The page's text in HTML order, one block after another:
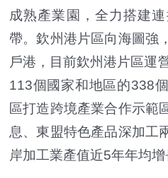
成熟產業園，全力搭建
帶。欽州港片區向海圖強
戶港，目前欽州港片區運
113個國家和地區的338
區打造跨境產業合作示範
息、東盟特色產品深加工
岸加工業產值近5年年均增